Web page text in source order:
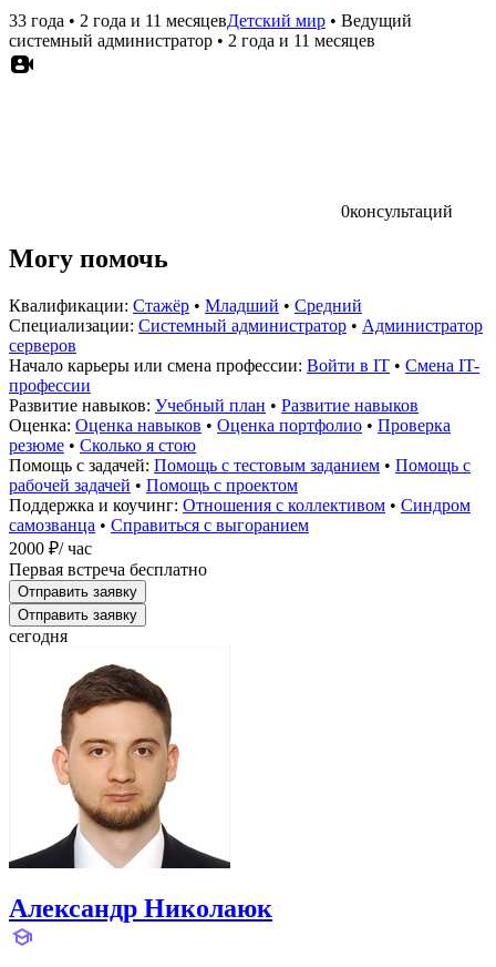
33 года • 2 года и 11 месяцевДетский мир • Ведущий
системный администратор • 2 года и 11 месяцев
0консультаций
Могу помочь
Квалификации: Стажёр • Младший • Средний
Специализации: Системный администратор • Администратор
серверов
Начало карьеры или смена профессии: Войти в IT • Смена IT-
профессии
Развитие навыков: Учебный план • Развитие навыков
Оценка: Оценка навыков • Оценка портфолио • Проверка
резюме • Сколько я стою
Помощь с задачей: Помощь с тестовым заданием • Помощь с
рабочей задачей • Помощь с проектом
Поддержка и коучинг: Отношения с коллективом • Синдром
самозванца • Справиться с выгоранием
2000 ₽/ час
Первая встреча бесплатно
Отправить заявку
Отправить заявку
сегодня
Александр Николаюк